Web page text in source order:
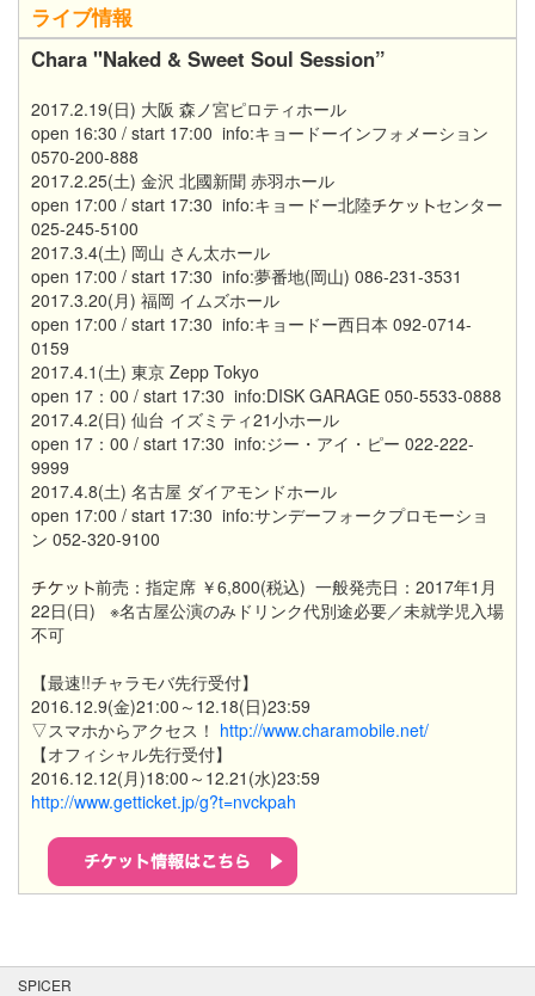
ライブ情報
Chara "Naked & Sweet Soul Session”
2017.2.19(日) 大阪 森ノ宮ピロティホール
open 16:30 / start 17:00 info:キョードーインフォメーション
0570-200-888
2017.2.25(土) 金沢 北國新聞 赤羽ホール
open 17:00 / start 17:30 info:キョードー北陸
センター
025-245-5100
2017.3.4(土) 岡山 さん太ホール
open 17:00 / start 17:30 info:夢番地(岡山) 086-231-3531
2017.3.20(月) 福岡 イムズホール
open 17:00 / start 17:30 info:キョードー西日本 092-0714-
0159
2017.4.1(土) 東京 Zepp Tokyo
open 17：00 / start 17:30 info:DISK GARAGE 050-5533-0888
2017.4.2(日) 仙台 イズミティ21小ホール
open 17：00 / start 17:30 info:ジー・アイ・ピー 022-222-
9999
2017.4.8(土) 名古屋 ダイアモンドホール
open 17:00 / start 17:30 info:サンデーフォークプロモーショ
ン 052-320-9100
前売：指定席 ￥6,800(税込) 一般発売日：2017年1月
22日(日) ※名古屋公演のみドリンク代別途必要／未就学児入場
不可
【最速!!チャラモバ先行受付】
2016.12.9(金)21:00～12.18(日)23:59
▽スマホからアクセス！ http://www.charamobile.net/
【オフィシャル先行受付】
2016.12.12(月)18:00～12.21(水)23:59
http://www.getticket.jp/g?t=nvckpah
SPICER